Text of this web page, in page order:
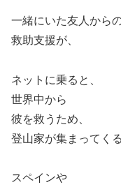
一緒にいた友人から
救助支援が、
ネットに乗ると、
世界中から
彼を救うため、
登山家が集まってくる
スペインや